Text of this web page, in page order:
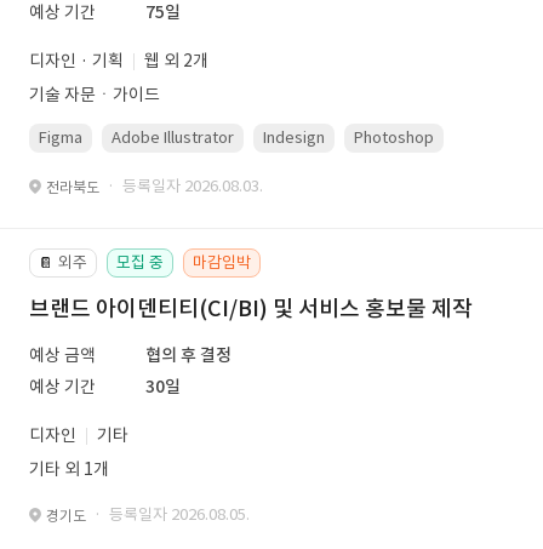
예상 기간
75일
디자인 · 기획
웹 외 2개
기술 자문ㆍ가이드
Figma Adobe Illustrator Indesign Photoshop
전라북도 · 등록일자 2026.08.03.
📔 외주 모집 중 마감임박
브랜드 아이덴티티(CI/BI) 및 서비스 홍보물 제작
예상 금액
협의 후 결정
예상 기간
30일
디자인
기타
기타 외 1개
경기도 · 등록일자 2026.08.05.